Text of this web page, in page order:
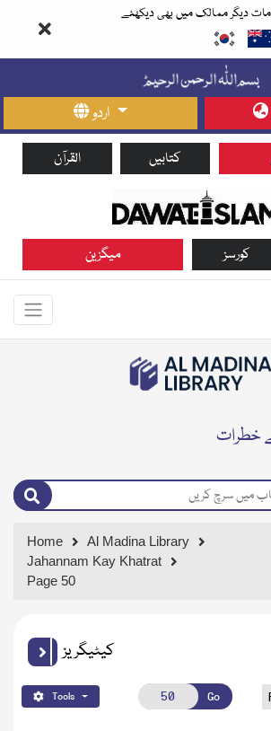
دیگر ممالک میں بھی دیکھئے
اردو
القرآن کتابیں
میگزین کورسز
خطرات
Home
Al Madina Library
Jahannam Kay Khatrat
Page 50
کیٹیگریز
Tools Go